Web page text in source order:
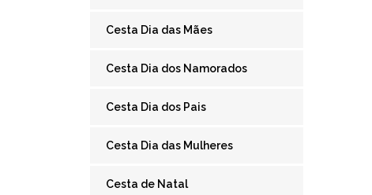
Cesta Dia das Mães
Cesta Dia dos Namorados
Cesta Dia dos Pais
Cesta Dia das Mulheres
Cesta de Natal